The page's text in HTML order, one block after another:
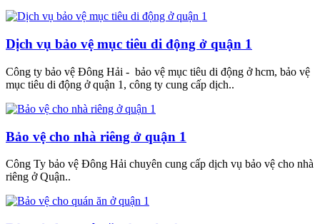
Dịch vụ bảo vệ mục tiêu di động ở quận 1
Công ty bảo vệ Đông Hải - bảo vệ mục tiêu di động ở hcm, bảo vệ
mục tiêu di động ở quận 1, công ty cung cấp dịch..
Bảo vệ cho nhà riêng ở quận 1
Công Ty bảo vệ Đông Hải chuyên cung cấp dịch vụ bảo vệ cho nhà
riêng ở Quận..